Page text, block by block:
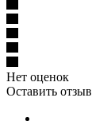
Нет оценок
Оставить отзыв